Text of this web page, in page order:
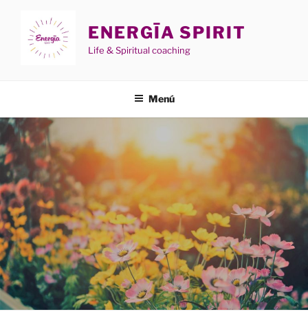
contenido
ENERGĪA SPIRIT
Life & Spiritual coaching
Menú